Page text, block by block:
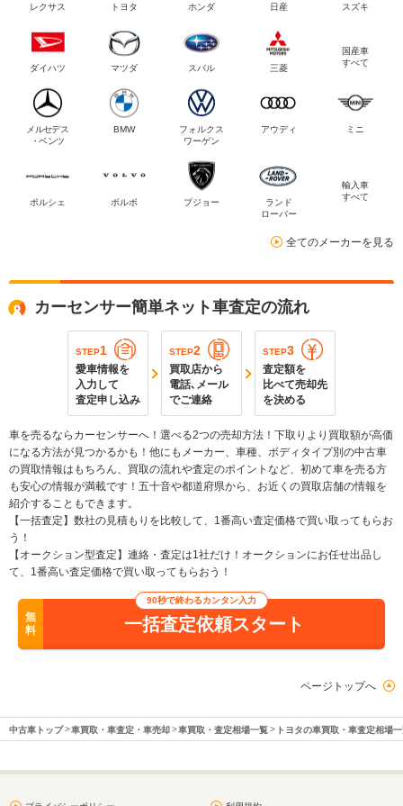
レクサス トヨタ ホンダ 日産 スズキ
ダイハツ マツダ スバル 三菱
国産車
すべて
メルセデス
・ベンツ
BMW
フォルクス
ワーゲン
アウディ ミニ
ポルシェ ボルボ プジョー
ランド
ローバー
輸入車
すべて
全てのメーカーを見る
カーセンサー簡単ネット車査定の流れ
STEP1
愛車情報を
入力して
査定申し込み
STEP2
買取店から
電話､メール
でご連絡
STEP3
査定額を
比べて売却先
を決める
車を売るならカーセンサーへ！選べる2つの売却方法！下取りより買取額が高価
になる方法が見つかるかも！他にもメーカー、車種、ボディタイプ別の中古車
の買取情報はもちろん、買取の流れや査定のポイントなど、初めて車を売る方
も安心の情報が満載です！五十音や都道府県から、お近くの買取店舗の情報を
紹介することもできます。
【一括査定】数社の見積もりを比較して、1番高い査定価格で買い取ってもらお
う！
【オークション型査定】連絡・査定は1社だけ！オークションにお任せ出品し
て、1番高い査定価格で買い取ってもらおう！
無
料
90秒で終わるカンタン入力
一括査定依頼スタート
ページトップへ
中古車トップ 車買取・車査定・車売却 車買取・査定相場一覧 トヨタの車買取・車査定相場